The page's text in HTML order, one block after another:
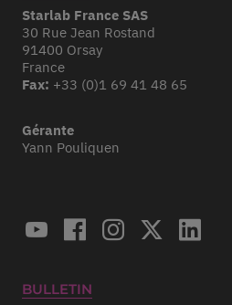
Starlab France SAS
30 Rue Jean Rostand
91400 Orsay
France
Fax: +33 (0)1 69 41 48 65
Gérante
Yann Pouliquen
BULLETIN